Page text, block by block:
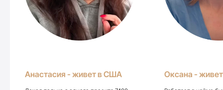
Анастасия - живет в США Оксана -
Спикер вебинара
Мария Деригина
Инвестор с 15-летним опытом. Мама четверых